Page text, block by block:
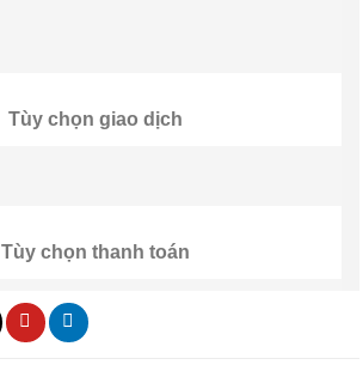
Tùy chọn giao dịch
Tùy chọn thanh toán